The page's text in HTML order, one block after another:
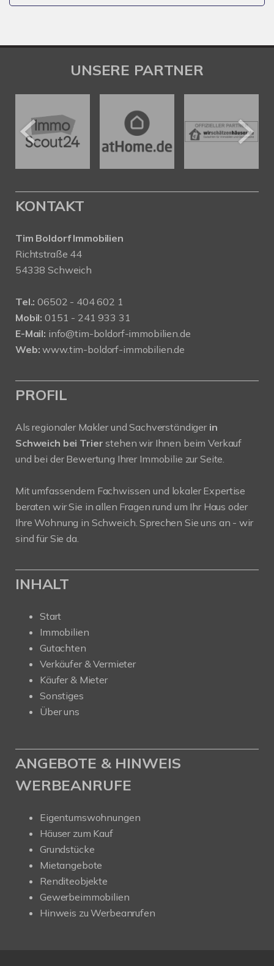
UNSERE PARTNER
KONTAKT
Tim Boldorf Immobilien
Richtstraße 44
54338 Schweich
Tel.: 06502 - 404 602 1
Mobil: 0151 - 241 933 31
E-Mail: info@tim-boldorf-immobilien.de
Web:www.tim-boldorf-immobilien.de
PROFIL
Als regionaler Makler und Sachverständigerin
Schweich bei Trierstehen wir Ihnen beim Verkauf
und bei der Bewertung Ihrer Immobilie zur Seite.
Mit umfassendem Fachwissen und lokaler Expertise
beraten wir Sie in allen Fragen rund um Ihr Haus oder
Ihre Wohnung in Schweich. Sprechen Sie uns an - wir
sind für Sie da.
INHALT
Start
Immobilien
Gutachten
Verkäufer & Vermieter
Käufer & Mieter
Sonstiges
Über uns
ANGEBOTE & HINWEIS
WERBEANRUFE
Eigentumswohnungen
Häuser zum Kauf
Grundstücke
Mietangebote
Renditeobjekte
Gewerbeimmobilien
Hinweis zu Werbeanrufen